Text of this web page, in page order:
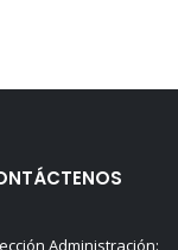
Administración: